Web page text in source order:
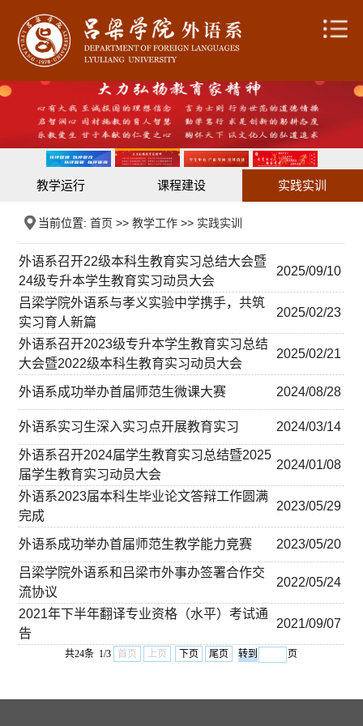
教学运行 课程建设 实践实训
当前位置:首页 >>教学工作 >> 实践实训
外语系召开22级本科生教育实习总结大会暨
24级专升本学生教育实习动员大会
2025/09/10
吕梁学院外语系与孝义实验中学携手，共筑
实习育人新篇
2025/02/23
外语系召开2023级专升本学生教育实习总结
大会暨2022级本科生教育实习动员大会
2025/02/21
外语系成功举办首届师范生微课大赛 2024/08/28
外语系实习生深入实习点开展教育实习 2024/03/14
外语系召开2024届学生教育实习总结暨2025
届学生教育实习动员大会
2024/01/08
外语系2023届本科生毕业论文答辩工作圆满
完成
2023/05/29
外语系成功举办首届师范生教学能力竞赛 2023/05/20
吕梁学院外语系和吕梁市外事办签署合作交
流协议
2022/05/24
2021年下半年翻译专业资格（水平）考试通
告
2021/09/07
共24条 1/3 首页 上页 下页 尾页 页